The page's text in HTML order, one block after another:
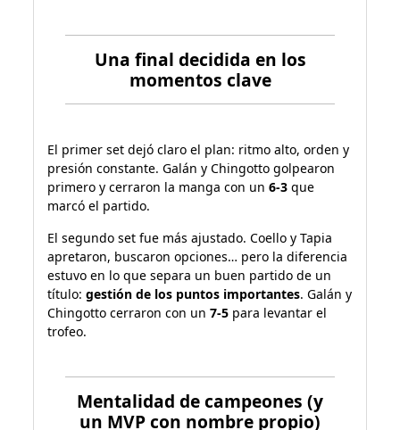
Una final decidida en los
momentos clave
El primer set dejó claro el plan: ritmo alto, orden y
presión constante. Galán y Chingotto golpearon
primero y cerraron la manga con un6-3 que
marcó el partido.
El segundo set fue más ajustado. Coello y Tapia
apretaron, buscaron opciones… pero la diferencia
estuvo en lo que separa un buen partido de un
título:gestión de los puntos importantes. Galán y
Chingotto cerraron con un7-5 para levantar el
trofeo.
Mentalidad de campeones (y
un MVP con nombre propio)